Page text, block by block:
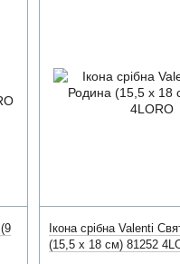
Ікона срібна Valenti
(15,5 x 18 см) 81252